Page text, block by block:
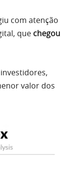
com atenção
que chegou
valor dos